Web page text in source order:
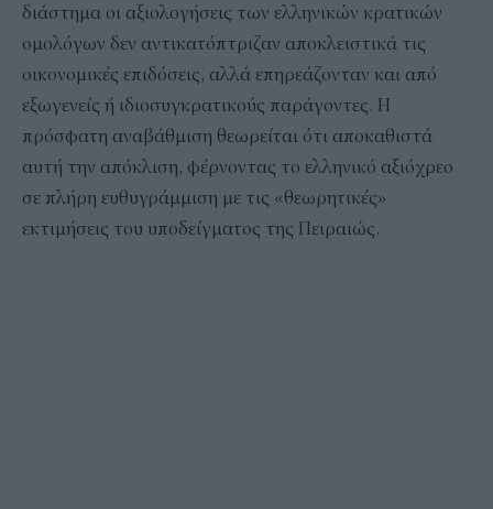
διάστημα οι αξιολογήσεις των ελληνικών κρατικών
ομολόγων δεν αντικατόπτριζαν αποκλειστικά τις
οικονομικές επιδόσεις, αλλά επηρεάζονταν και από
εξωγενείς ή ιδιοσυγκρατικούς παράγοντες. Η
πρόσφατη αναβάθμιση θεωρείται ότι αποκαθιστά
αυτή την απόκλιση, φέρνοντας το ελληνικό αξιόχρεο
σε πλήρη ευθυγράμμιση με τις «θεωρητικές»
εκτιμήσεις του υποδείγματος της Πειραιώς.